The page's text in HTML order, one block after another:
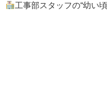
工事部スタッフの“幼い頃の夢”